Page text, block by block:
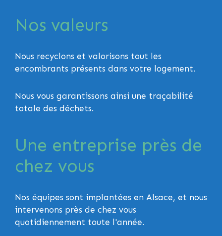
Nos valeurs
Nous recyclons et valorisons tout les
encombrants présents dans votre logement.
Nous vous garantissons ainsi une traçabilité
totale des déchets.
Une entreprise près de
chez vous
Nos équipes sont implantées en Alsace, et nous
intervenons près de chez vous
quotidiennement toute l'année.